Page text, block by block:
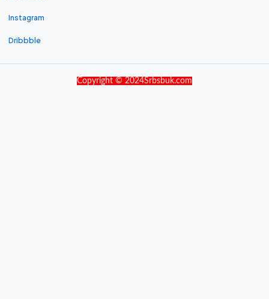
Instagram
Dribbble
Copyright © 2024Srbsbuk.com